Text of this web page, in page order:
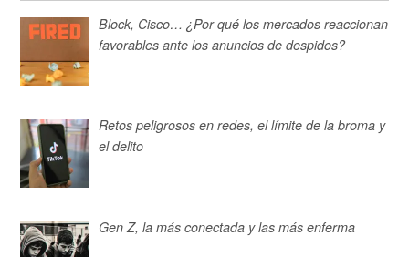
Block, Cisco… ¿Por qué los mercados reaccionan
favorables ante los anuncios de despidos?
Retos peligrosos en redes, el límite de la broma y
el delito
Gen Z, la más conectada y las más enferma